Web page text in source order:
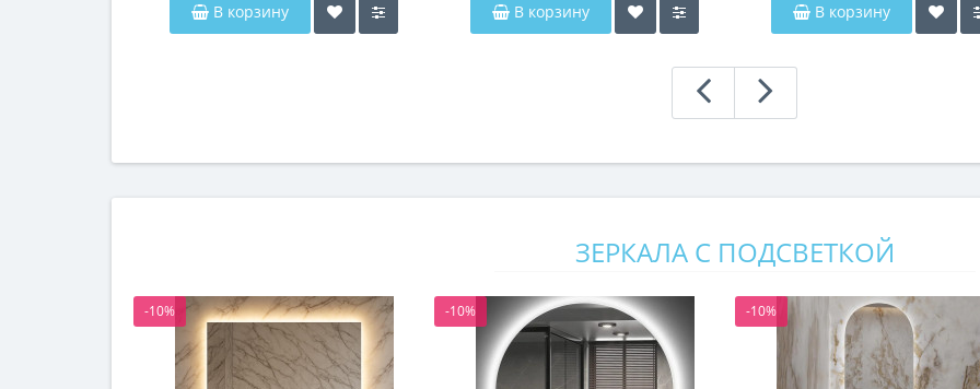
В корзину В корзину В корзину
ЗЕРКАЛА С ПОДСВЕТКОЙ
-10% -10% -10%